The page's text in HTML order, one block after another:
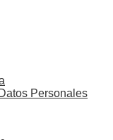
Personales